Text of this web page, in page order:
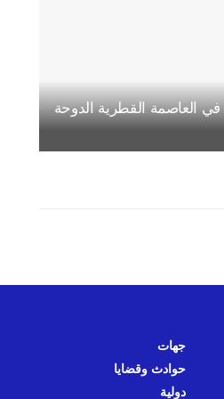
العاصمة القطرية الدوحة
جهات
حوادث وقضايا
دولية